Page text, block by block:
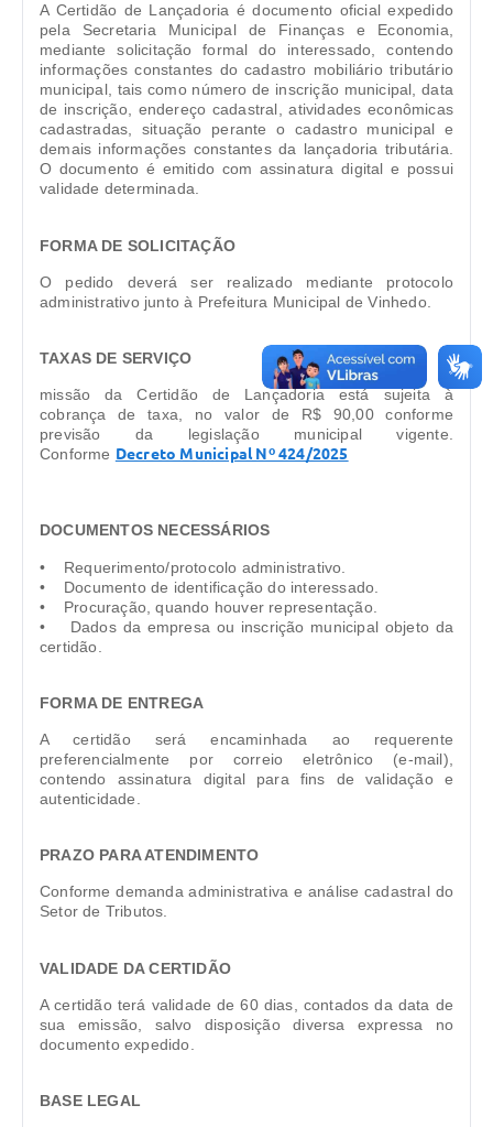
Contas Públicas
Legislação
Links Úteis
Serviços Online
A Certidão de Lançadoria é documento oficial expedido
pela Secretaria Municipal de Finanças e Economia,
mediante solicitação formal do interessado, contendo
informações constantes do cadastro mobiliário tributário
municipal, tais como número de inscrição municipal, data
de inscrição, endereço cadastral, atividades econômicas
cadastradas, situação perante o cadastro municipal e
demais informações constantes da lançadoria tributária.
O documento é emitido com assinatura digital e possui
validade determinada.
FORMA DE SOLICITAÇÃO
O pedido deverá ser realizado mediante protocolo
administrativo junto à Prefeitura Municipal de Vinhedo.
TAXAS DE SERVIÇO
missão da Certidão de Lançadoria está sujeita à
cobrança de taxa, no valor de R$ 90,00 conforme
previsão da legislação municipal vigente.
Conforme Decreto Municipal Nº 424/2025
DOCUMENTOS NECESSÁRIOS
• Requerimento/protocolo administrativo.
• Documento de identificação do interessado.
• Procuração, quando houver representação.
• Dados da empresa ou inscrição municipal objeto da
certidão.
FORMA DE ENTREGA
A certidão será encaminhada ao requerente
preferencialmente por correio eletrônico (e-mail),
contendo assinatura digital para fins de validação e
autenticidade.
PRAZO PARA ATENDIMENTO
Conforme demanda administrativa e análise cadastral do
Setor de Tributos.
VALIDADE DA CERTIDÃO
A certidão terá validade de 60 dias, contados da data de
sua emissão, salvo disposição diversa expressa no
documento expedido.
BASE LEGAL